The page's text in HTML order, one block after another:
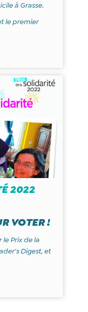
à Grasse.
le premier
2022
VOTER !
Prix de la
Digest, et